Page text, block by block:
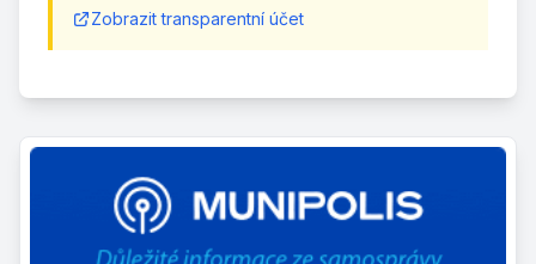
Zobrazit transparentní účet